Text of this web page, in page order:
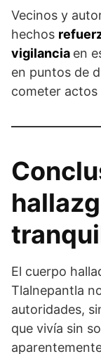
Vecinos y
hechos
vigilancia en
en puntos de
cometer actos
El cuerpo
Tlalnepantla
autoridades,
que vivía sin